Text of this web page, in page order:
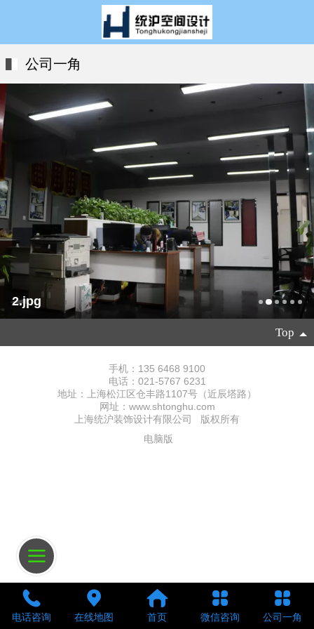
公司一角
2.jpg
Top
手机：135 6468 9100
电话：021-5767 6231
地址：上海松江区仓丰路1107号（近辰塔路）
网址：www.shtonghu.com
上海统沪装饰设计有限公司 版权所有
电脑版
电话咨询 在线地图 首页 微信咨询 公司一角